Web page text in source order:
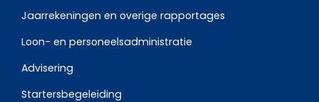
Jaarrekeningen en overige rapportages
Loon- en personeelsadministratie
Advisering
Startersbegeleiding